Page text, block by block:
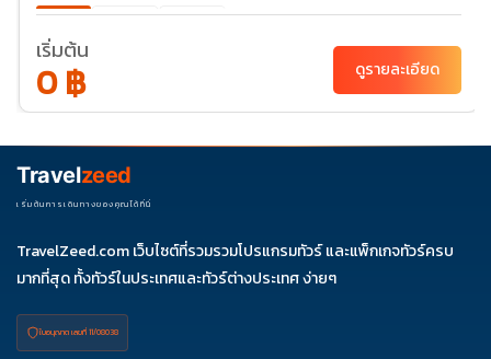
ธ.ค. 69
02-
27-03
เริ่มต้น
0 ฿ ดูรายละเอียด
Travelzeed
เริ่มต้นการเดินทางของคุณได้ที่นี่
TravelZeed.com เว็บไซต์ที่รวมรวมโปรแกรมทัวร์ และแพ็กเกจทัวร์ครบ
มากที่สุด ทั้งทัวร์ในประเทศและทัวร์ต่างประเทศ ง่ายๆ
ใบอนุญาต เลขที่ 11/08038